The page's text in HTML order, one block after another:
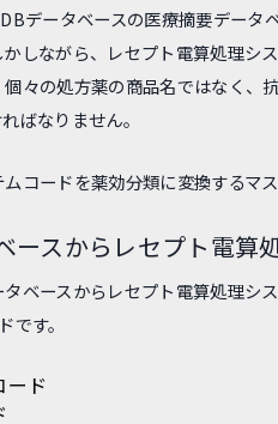
データベースの医療摘要データ
しながら、レセプト電算処理シ
々の処方薬の商品名ではなく、
ばなりません。
コードを薬効分類に変換するマ
ースからレセプト電算
ベースからレセプト電算処理シ
す。
ド